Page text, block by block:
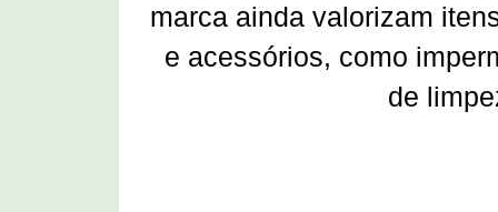
marca ainda valorizam
e acessórios, como i
de